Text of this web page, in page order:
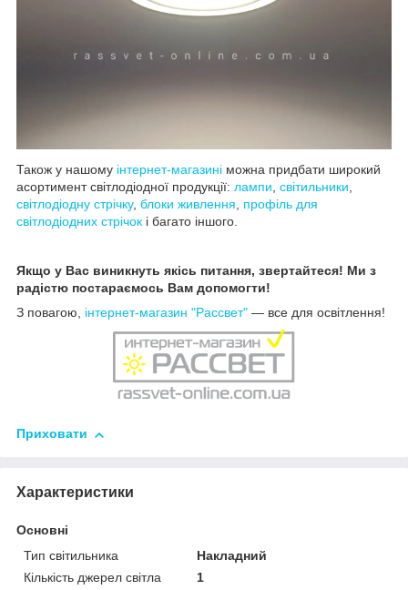
Також у нашому інтернет-магазині можна придбати широкий
асортимент світлодіодної продукції: лампи світильники
світлодіодну стрічку, блоки живлення
профіль для
світлодіодних стрічок і багато іншого.
Якщо у Вас виникнуть якісь питання, звертайтеся! Ми з
радістю постараємось Вам допомогти!
З повагою, інтернет-магазин "Рассвет" — все для освітлення!
Приховати
Характеристики
Основні
Тип світильника
Накладний
Кількість джерел світла
1